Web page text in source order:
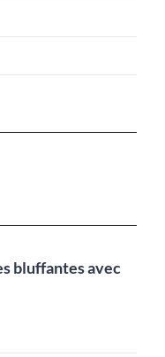
bluffantes avec